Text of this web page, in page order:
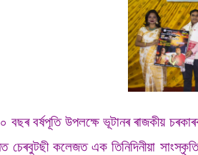
বৰ্ষপূতি উপলক্ষে ভূটানৰ ৰাজকীয়
চেৰবুটছী কলেজত এক তিনিদিনীয়া